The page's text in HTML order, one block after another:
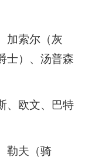
加索尔（灰
士）、汤普森
、欧文、巴特
勒夫（骑